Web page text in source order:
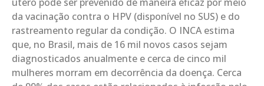
da vacinação contra o HPV (disponível no SUS) e do
rastreamento regular da condição. O INCA estima
que, no Brasil, mais de 16 mil novos casos sejam
diagnosticados anualmente e cerca de cinco mil
mulheres morram em decorrência da doença. Cerca